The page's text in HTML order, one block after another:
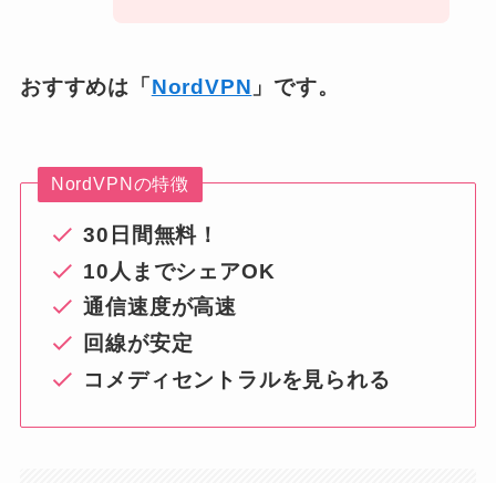
おすすめは「 NordVPN 」です。
NordVPNの特徴
30日間無料！
10人までシェアOK
通信速度が高速
回線が安定
コメディセントラルを見られる